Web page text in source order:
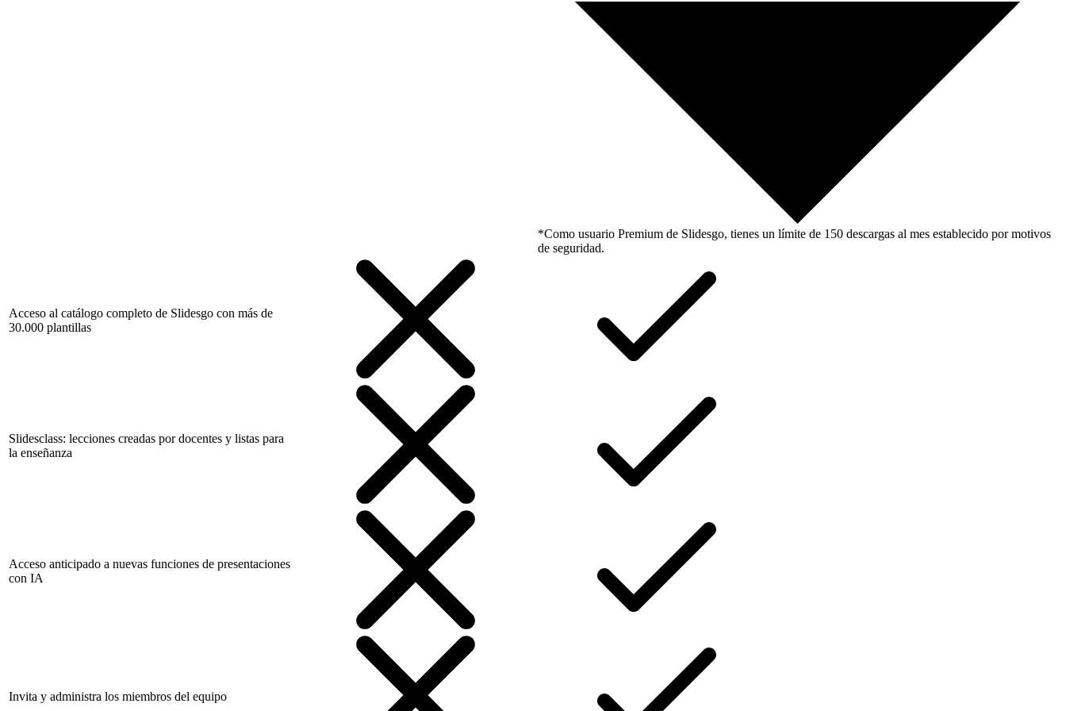
*Como usuario Premium de Slidesgo, tienes un límite de 150 descargas al mes establecido por motivos
de seguridad.
Acceso al catálogo completo de Slidesgo con más de
30.000 plantillas
Slidesclass: lecciones creadas por docentes y listas para
la enseñanza
Acceso anticipado a nuevas funciones de presentaciones
con IA
Invita y administra los miembros del equipo